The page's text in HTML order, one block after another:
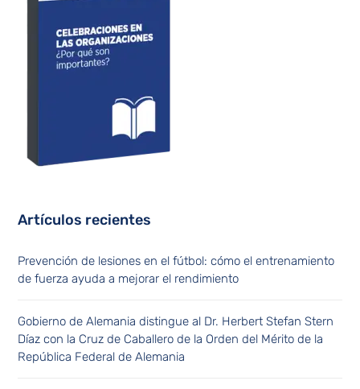
Artículos recientes
Prevención de lesiones en el fútbol: cómo el entrenamiento
de fuerza ayuda a mejorar el rendimiento
Gobierno de Alemania distingue al Dr. Herbert Stefan Stern
Díaz con la Cruz de Caballero de la Orden del Mérito de la
República Federal de Alemania